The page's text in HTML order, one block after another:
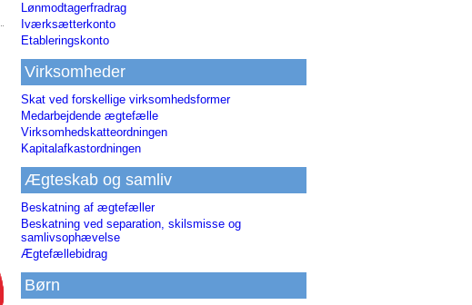
Lønmodtagerfradrag
Iværksætterkonto
Etableringskonto
Virksomheder
Skat ved forskellige virksomhedsformer
Medarbejdende ægtefælle
Virksomhedskatteordningen
Kapitalafkastordningen
Ægteskab og samliv
Beskatning af ægtefæller
Beskatning ved separation, skilsmisse og
samlivsophævelse
Ægtefællebidrag
Børn